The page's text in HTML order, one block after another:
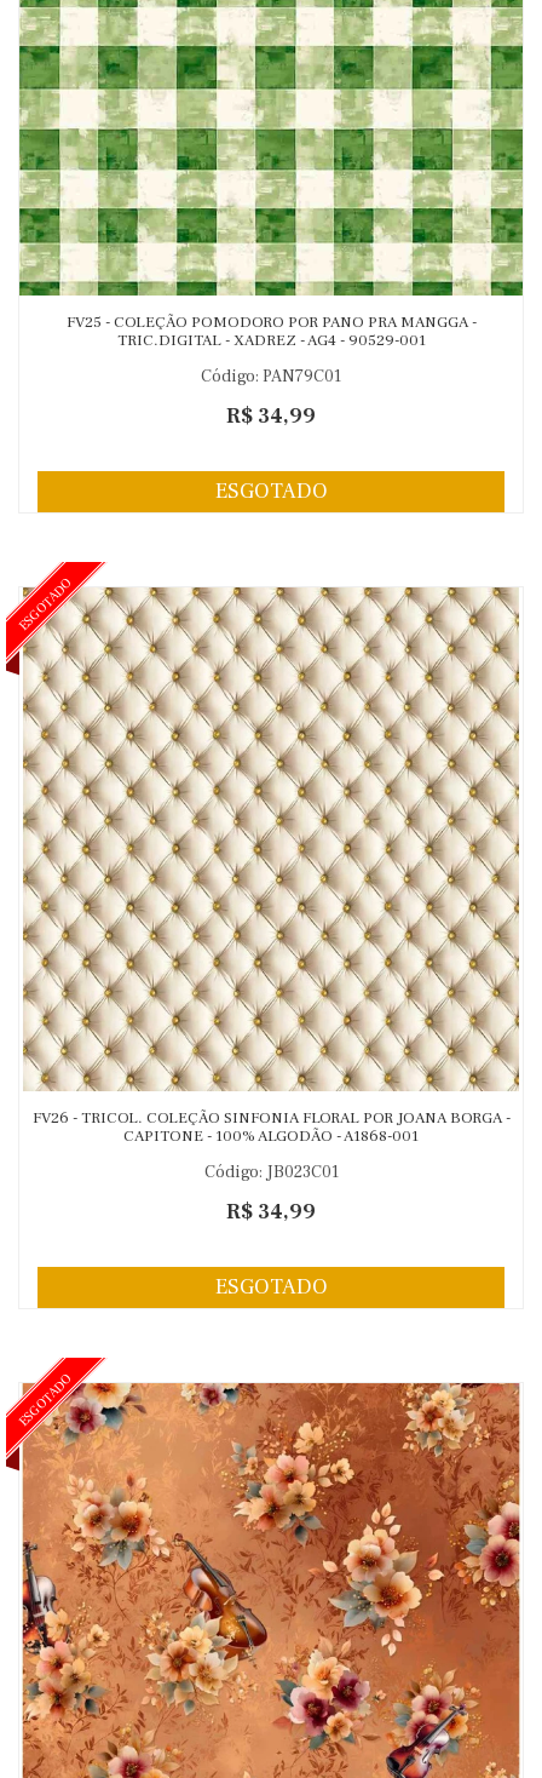
FV25 - COLEÇÃO POMODORO POR PANO PRA MANGGA -
TRIC.DIGITAL - XADREZ - AG4 - 90529-001
Código: PAN79C01
R$ 34,99
ESGOTADO
ESGOTADO
FV26 - TRICOL. COLEÇÃO SINFONIA FLORAL POR JOANA BORGA -
CAPITONE - 100% ALGODÃO - A1868-001
Código: JB023C01
R$ 34,99
ESGOTADO
ESGOTADO